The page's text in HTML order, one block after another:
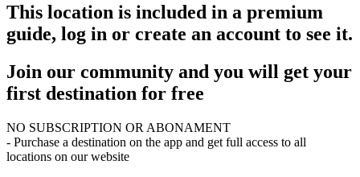
This location is included in a premium
guide, log in or create an account to see it.
Join our community and you will get your
first destination for free
NO SUBSCRIPTION OR ABONAMENT
- Purchase a destination on the app and get full access to all
locations on our website